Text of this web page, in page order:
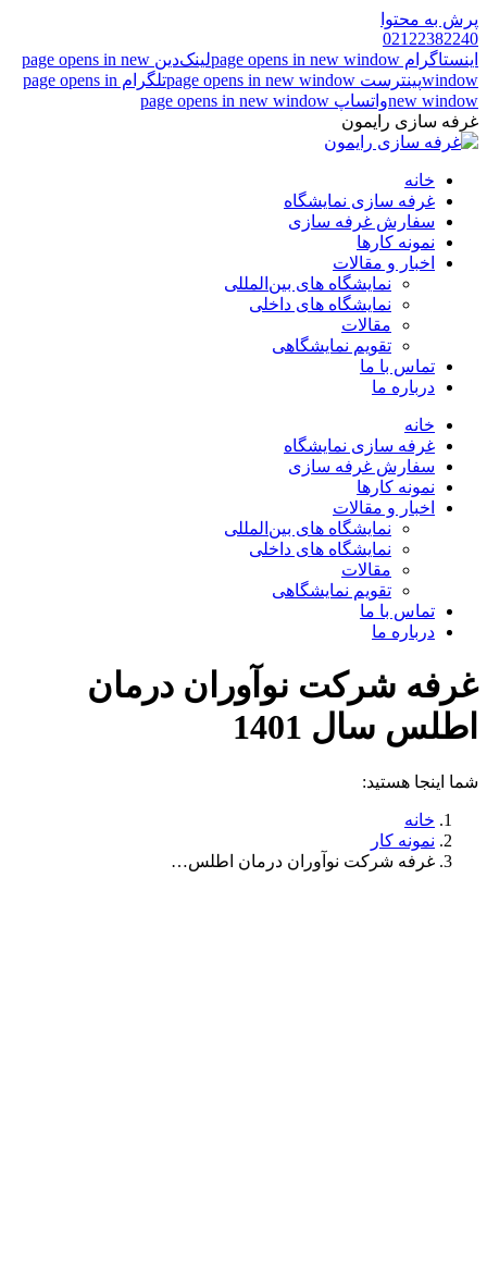
پرش به محتوا
02122382240
اینستاگرام page opens in new window
لینک‌دین page opens in new
windowپینترست page opens in new window
تلگرام page opens in
new windowواتساپ page opens in new window
غرفه سازی رایمون
خانه
غرفه سازی نمایشگاه
سفارش غرفه سازی
نمونه کارها
اخبار و مقالات
نمایشگاه های بین‌المللی
نمایشگاه های داخلی
مقالات
تقویم نمایشگاهی
تماس با ما
درباره ما
خانه
غرفه سازی نمایشگاه
سفارش غرفه سازی
نمونه کارها
اخبار و مقالات
نمایشگاه های بین‌المللی
نمایشگاه های داخلی
مقالات
تقویم نمایشگاهی
تماس با ما
درباره ما
غرفه شرکت نوآوران درمان
اطلس سال 1401
شما اینجا هستید:
خانه
نمونه کار
غرفه شرکت نوآوران درمان اطلس…